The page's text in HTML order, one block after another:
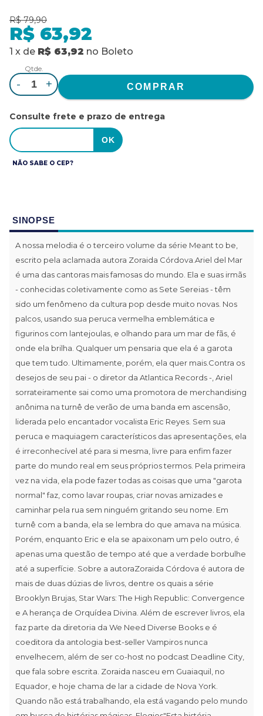
R$ 79,90
R$ 63,92
1 x de R$ 63,92 no Boleto
Qtde.
- +
Consulte frete e prazo de entrega
NÃO SABE O CEP?
SINOPSE
A nossa melodia é o terceiro volume da série Meant to be,
escrito pela aclamada autora Zoraida Córdova.Ariel del Mar
é uma das cantoras mais famosas do mundo. Ela e suas irmãs
- conhecidas coletivamente como as Sete Sereias - têm
sido um fenômeno da cultura pop desde muito novas. Nos
palcos, usando sua peruca vermelha emblemática e
figurinos com lantejoulas, e olhando para um mar de fãs, é
onde ela brilha. Qualquer um pensaria que ela é a garota
que tem tudo. Ultimamente, porém, ela quer mais.Contra os
desejos de seu pai - o diretor da Atlantica Records -, Ariel
sorrateiramente sai como uma promotora de merchandising
anônima na turnê de verão de uma banda em ascensão,
liderada pelo encantador vocalista Eric Reyes. Sem sua
peruca e maquiagem característicos das apresentações, ela
é irreconhecível até para si mesma, livre para enfim fazer
parte do mundo real em seus próprios termos. Pela primeira
vez na vida, ela pode fazer todas as coisas que uma "garota
normal" faz, como lavar roupas, criar novas amizades e
caminhar pela rua sem ninguém gritando seu nome. Em
turnê com a banda, ela se lembra do que amava na música.
Porém, enquanto Eric e ela se apaixonam um pelo outro, é
apenas uma questão de tempo até que a verdade borbulhe
até a superfície. Sobre a autoraZoraida Córdova é autora de
mais de duas dúzias de livros, dentre os quais a série
Brooklyn Brujas, Star Wars: The High Republic: Convergence
e A herança de Orquídea Divina. Além de escrever livros, ela
faz parte da diretoria da We Need Diverse Books e é
coeditora da antologia best-seller Vampiros nunca
envelhecem, além de ser co-host no podcast Deadline City,
que fala sobre escrita. Zoraida nasceu em Guaiaquil, no
Equador, e hoje chama de lar a cidade de Nova York.
Quando não está trabalhando, ela está vagando pelo mundo